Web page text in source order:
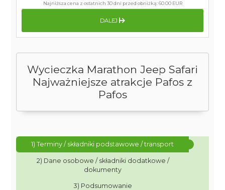
Wycieczka Marathon Jeep Safari
Najważniejsze atrakcje Pafos z
Pafos
1) Terminy / składniki podstawowe / transport
2) Dane osobowe / składniki dodatkowe /
dokumenty
3) Podsumowanie
Najniższa cena z ostatnich 30 dni przed obniżką:60.00 EUR
DALEJ